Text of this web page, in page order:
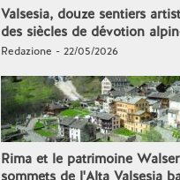
Valsesia, douze sentiers
des siècles de dévotion
Redazione - 22/05/2026
Rima et le patrimoine